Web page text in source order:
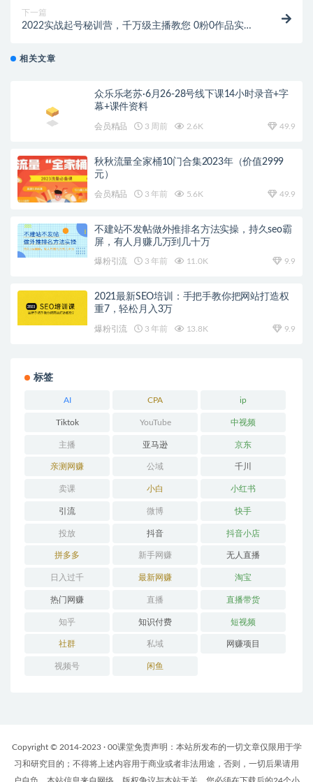
下一篇
2022实战起号秘训营，千万级主播教您 0粉0作品实操
相关文章
众乐乐老苏·6月26-28号线下课14小时录音+字
幕+课件资料
会员精品 3 周前 2.6K 49.9
秋秋流量全家桶10门合集2023年（价值2999
元）
会员精品 3 年前 5.6K 49.9
不建站不发帖做外推排名方法实操，持久seo霸
屏，有人月赚几万到几十万
爆粉引流 3 年前 11.0K 9.9
2021最新SEO培训：手把手教你把网站打造权
重7，轻松月入3万
爆粉引流 3 年前 13.8K 9.9
标签
AI CPA ip
Tiktok YouTube 中视频
主播 亚马逊 京东
亲测网赚 公域 千川
卖课 小白 小红书
引流 微博 快手
投放 抖音 抖音小店
拼多多 新手网赚 无人直播
日入过千 最新网赚 淘宝
热门网赚 直播 直播带货
知乎 知识付费 短视频
社群 私域 网赚项目
视频号 闲鱼
Copyright © 2014-2023 · 00课堂免责声明：本站所发布的一切文章仅限用于学
习和研究目的；不得将上述内容用于商业或者非法用途，否则，一切后果请用